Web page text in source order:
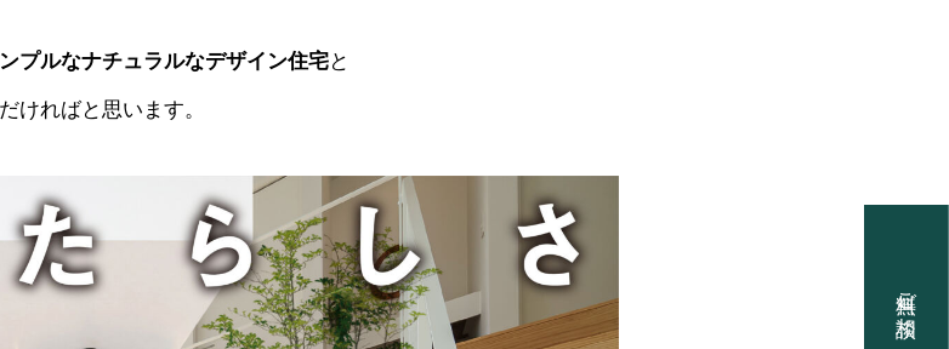
OUR FIVE ADVANTAGES
かなう家が選ばれる5つの理由
ONLINE MODEL HOUSE
オンライン展示場
WORKS
無料ご相談
プルなナチュラルなデザイン住宅と
ければと思います。